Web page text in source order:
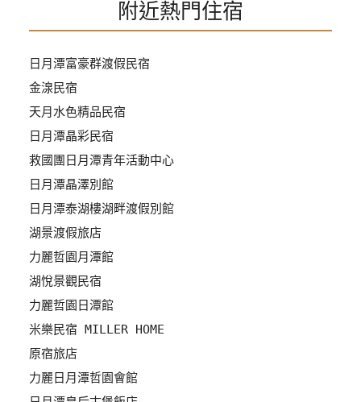
上
服
紅
查
詢
訂
房
Q&A
國
旅
卡
附近熱門住宿
日月潭富豪群渡假民宿
金湶民宿
天月水色精品民宿
日月潭晶彩民宿
救國團日月潭青年活動中心
日月潭晶澤別館
日月潭泰湖樓湖畔渡假別館
湖景渡假旅店
力麗哲園月潭館
湖悅景觀民宿
力麗哲園日潭館
米樂民宿 MILLER HOME
原宿旅店
力麗日月潭哲園會館